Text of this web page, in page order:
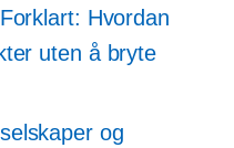
Forklart: Hvordan
uten å bryte
og